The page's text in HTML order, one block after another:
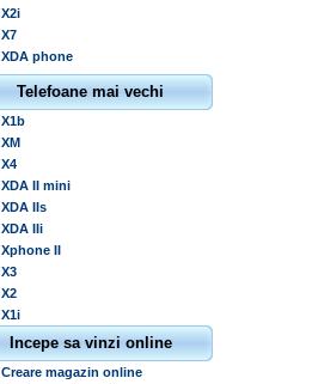
X2i
X7
XDA phone
Telefoane mai vechi
X1b
XM
X4
XDA II mini
XDA IIs
XDA IIi
Xphone II
X3
X2
X1i
Incepe sa vinzi online
Creare magazin online